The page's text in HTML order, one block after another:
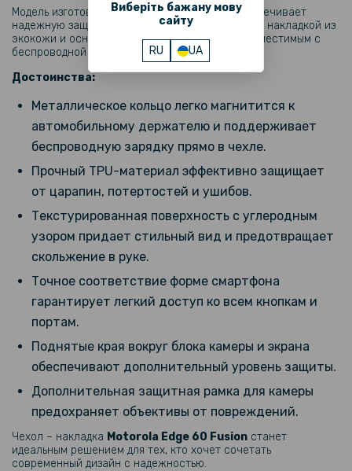
Виберіть бажану мову
сайту
RU UA
399 грн
Противоударная гидрогелевая пленка Privacy HD Glossy для
Motorola Edge 60 Fusion (Антишпион, глянцевая)
299 грн
Гидрогелевая пленка iNobi Matte для Motorola Edge 60 Fusion,
Матовая
159 грн
199 грн
Противоударная гидрогелевая пленка Hydrogel Film для Motorola
Edge 60 Fusion на заднюю панель, Transparent
239 грн
Гидрогелевая пленка iNobi Matte для Motorola Edge 60 Fusion на
заднюю панель, Матовая
314 грн
369 грн
Чехол - накладка Ricco Camera Sliding для Motorola Edge 60 Fusion
Модель изготовлена ​​из прочного TPU, что обеспечивает
надежную защиту смартфона. Панель украшена накладкой из
экокожи и оснащена встроенным кольцом, совместимым с
беспроводной зарядкой.
Достоинства:
Металлическое кольцо легко магнитится к
автомобильному держателю и поддерживает
беспроводную зарядку прямо в чехле.
Прочный TPU-материал эффективно защищает
от царапин, потертостей и ушибов.
Текстурированная поверхность с углеродным
узором придает стильный вид и предотвращает
скольжение в руке.
Точное соответствие форме смартфона
гарантирует легкий доступ ко всем кнопкам и
портам.
Поднятые края вокруг блока камеры и экрана
обеспечивают дополнительный уровень защиты.
Дополнительная защитная рамка для камеры
предохраняет объективы от повреждений.
Чехол – накладка Motorola Edge 60 Fusion станет
идеальным решением для тех, кто хочет сочетать
современный дизайн с надежностью.